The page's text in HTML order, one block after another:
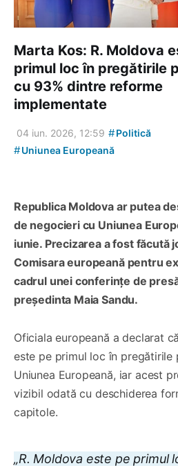
Marta Kos: R. Moldova
primul loc în pregătirile
cu 93% dintre reforme
implementate
04 iun. 2026, 12:59 #Politică
#Uniunea Europeană
Republica Moldova ar putea
de negocieri cu Uniunea
iunie. Precizarea a fost făcută
Comisara europeană pentru
cadrul unei conferințe de
președinta Maia Sandu.
Oficiala europeană a declarat
este pe primul loc în pregătirile
Uniunea Europeană, iar acest
vizibil odată cu deschiderea
capitole.
„R. Moldova este pe primul